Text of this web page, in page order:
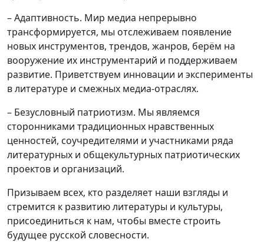
– Адаптивность. Мир медиа непрерывно
трансформируется, мы отслеживаем появление
новых инструментов, трендов, жанров, берём на
вооружение их инструментарий и поддерживаем
развитие. Приветствуем инновации и эксперименты
в литературе и смежных медиа-отраслях.
– Безусловный патриотизм. Мы являемся
сторонниками традиционных нравственных
ценностей, соучредителями и участниками ряда
литературных и общекультурных патриотических
проектов и организаций.
Призываем всех, кто разделяет наши взгляды и
стремится к развитию литературы и культуры,
присоединиться к нам, чтобы вместе строить
будущее русской словесности.